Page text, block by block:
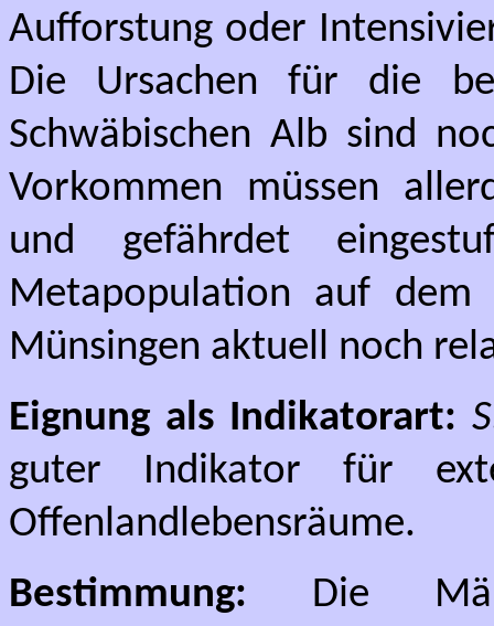
Aufforstung oder
Die Ursachen für die
Schwäbischen Alb sind
Vorkommen müssen
und gefährdet
Metapopulation auf dem
Münsingen aktuell noch
Eignung als Indikatorart:
guter Indikator für
Offenlandlebensräume.
Bestimmung: Die